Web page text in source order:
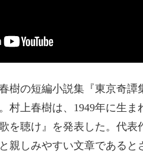
樹の短編小説集『東京奇
村上春樹は、1949年に生
を聴け』を発表した。代
親しみやすい文章であると